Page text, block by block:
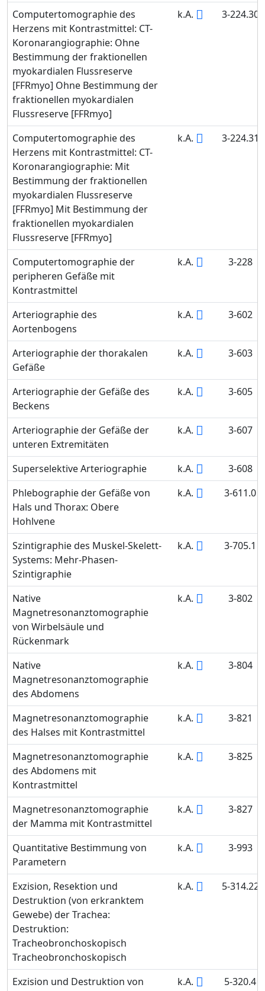
Computertomographie des
Herzens mit Kontrastmittel: CT-
Koronarangiographie: Ohne
Bestimmung der fraktionellen
myokardialen Flussreserve
[FFRmyo] Ohne Bestimmung der
fraktionellen myokardialen
Flussreserve [FFRmyo]
k.A. 3-224.30
Computertomographie des
Herzens mit Kontrastmittel: CT-
Koronarangiographie: Mit
Bestimmung der fraktionellen
myokardialen Flussreserve
[FFRmyo] Mit Bestimmung der
fraktionellen myokardialen
Flussreserve [FFRmyo]
k.A. 3-224.31
Computertomographie der
peripheren Gefäße mit
Kontrastmittel
k.A. 3-228
Arteriographie des
Aortenbogens
k.A. 3-602
Arteriographie der thorakalen
Gefäße
k.A. 3-603
Arteriographie der Gefäße des
Beckens
k.A. 3-605
Arteriographie der Gefäße der
unteren Extremitäten
k.A. 3-607
Superselektive Arteriographie k.A.
3-608
Phlebographie der Gefäße von
Hals und Thorax: Obere
Hohlvene
k.A. 3-611.0
Szintigraphie des Muskel-Skelett-
Systems: Mehr-Phasen-
Szintigraphie
k.A. 3-705.1
Native
Magnetresonanztomographie
von Wirbelsäule und
Rückenmark
k.A. 3-802
Native
Magnetresonanztomographie
des Abdomens
k.A. 3-804
Magnetresonanztomographie
des Halses mit Kontrastmittel
k.A. 3-821
Magnetresonanztomographie
des Abdomens mit
Kontrastmittel
k.A. 3-825
Magnetresonanztomographie
der Mamma mit Kontrastmittel
k.A. 3-827
Quantitative Bestimmung von
Parametern
k.A. 3-993
Exzision, Resektion und
Destruktion (von erkranktem
Gewebe) der Trachea:
Destruktion:
Tracheobronchoskopisch
Tracheobronchoskopisch
k.A. 5-314.22
Exzision und Destruktion von
k.A. 5-320.4